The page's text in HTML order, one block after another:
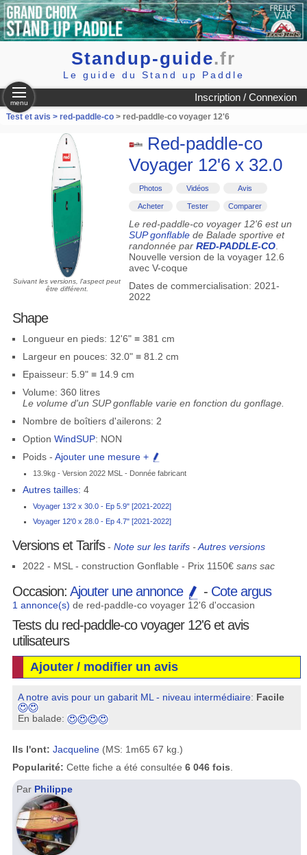
Standup-guide.fr
Le guide du Stand up Paddle
Inscription / Connexion
menu
Test et avis > red-paddle-co> red-paddle-co voyager 12'6
Suivant les versions, l'aspect peut
être différent.
Red-paddle-co
Voyager 12'6 x 32.0
Photos Vidéos Avis
Acheter Tester Comparer
Le red-paddle-co voyager 12'6 est un
SUP gonflablede Balade sportive et
randonnée par RED-PADDLE-CO.
Nouvelle version de la voyager 12.6
avec V-coque
Dates de commercialisation: 2021-
2022
Shape
Longueur en pieds: 12'6" ≡ 381 cm
Largeur en pouces: 32.0" ≡ 81.2 cm
Epaisseur: 5.9" ≡ 14.9 cm
Volume: 360 litres
Le volume d'un SUP gonflable varie en fonction du gonflage.
Nombre de boîtiers d'ailerons: 2
Option WindSUP: NON
Poids - Ajouter une mesure +
13.9kg - Version 2022 MSL - Donnée fabricant
Autres tailles: 4
Voyager 13'2 x 30.0 - Ep 5.9" [2021-2022]
Voyager 12'0 x 28.0 - Ep 4.7" [2021-2022]
Versions et Tarifs- Note sur les tarifs-Autres versions
2022 - MSL - construction Gonflable - Prix 1150€ sans sac
Occasion: Ajouter une annonce - Cote argus
1 annonce(s) de red-paddle-co voyager 12'6 d'occasion
Tests du red-paddle-co voyager 12'6 et avis
utilisateurs
Ajouter / modifier un avis
A notre avis pour un gabarit ML - niveau intermédiaire: Facile
En balade:
Ils l'ont: Jacqueline(MS: 1m65 67 kg.)
Popularité: Cette fiche a été consultée 6 046 fois
Par Philippe